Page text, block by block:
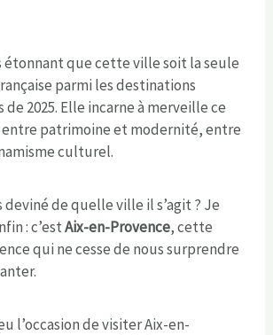
étonnant que cette ville soit la seule
parmi les destinations
2025. Elle incarne à merveille ce
patrimoine et modernité, entre
culturel.
deviné de quelle ville il s’agit ? Je
: c’estAix-en-Provence, cette
qui ne cesse de nous surprendre
l’occasion de visiter Aix-en-